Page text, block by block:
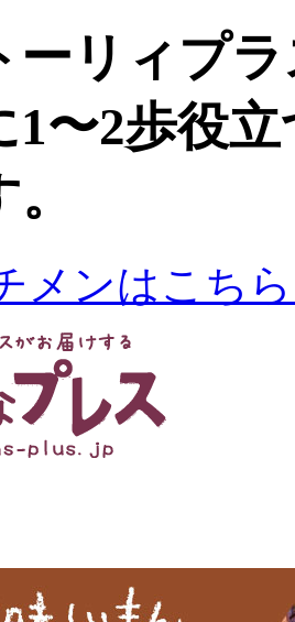
ーリィプ
1〜2歩役
メンはこち